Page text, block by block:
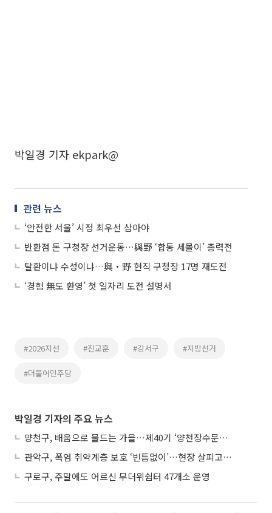
박일경 기자 ekpark@
관련 뉴스
‘안전한 서울’ 시정 최우선 삼아야
반환점 돈 구청장 선거운동…與野 ‘합동 세몰이’ 총력전
탈환이냐 수성이냐…與‧野 현직 구청장 17명 재도전
‘경험 無도 환영’ 첫 일자리 도전 설명서
#2026지선 #진교훈 #강서구 #지방선거
#더불어민주당
박일경 기자의 주요 뉴스
양천구, 배움으로 물드는 가을…제40기 ‘양천장수문화대학’ 수강생 모집
관악구, 폭염 취약계층 보호 ‘빈틈없이’…현장 살피고 지원 넓힌다
구로구, 주말에도 어르신 무더위쉼터 47개소 운영